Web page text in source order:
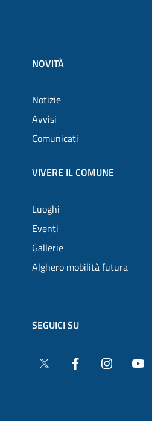
NOVITÀ
Notizie
Avvisi
Comunicati
VIVERE IL COMUNE
Luoghi
Eventi
Gallerie
Alghero mobilità futura
SEGUICI SU
Twitter Facebook Instagram